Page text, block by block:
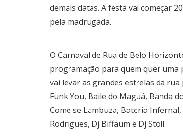
demais datas. A festa vai começar
pela madrugada.
O Carnaval de Rua de Belo
programação para quem quer uma
vai levar as grandes estrelas da rua
Funk You, Baile do Maguá, Banda
Come se Lambuza, Bateria
Rodrigues, Dj Biffaum e Dj Stoll.